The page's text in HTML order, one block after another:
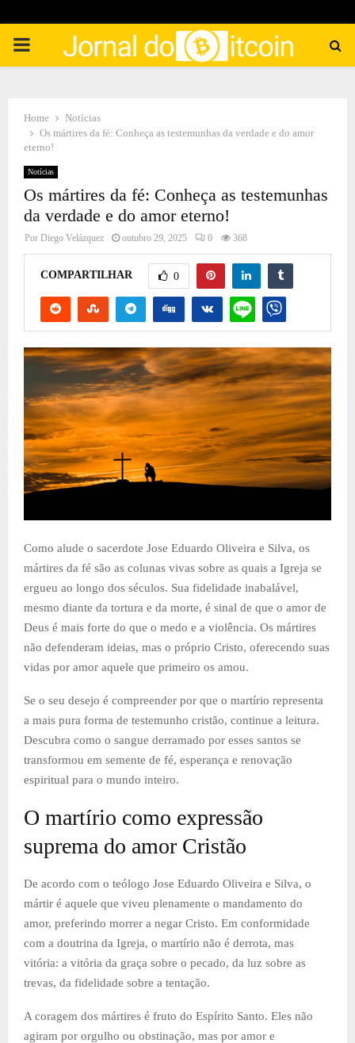
PRIMARY
Home
Notícias
Os mártires da fé: Conheça as testemunhas da verdade e do amor
eterno!
Notícias
Os mártires da fé: Conheça as testemunhas
da verdade e do amor eterno!
Por Diego Velázquez outubro 29, 2025 0 368
COMPARTILHAR 0
Como alude o sacerdote Jose Eduardo Oliveira e Silva, os
mártires da fé são as colunas vivas sobre as quais a Igreja se
ergueu ao longo dos séculos. Sua fidelidade inabalável,
mesmo diante da tortura e da morte, é sinal de que o amor de
Deus é mais forte do que o medo e a violência. Os mártires
não defenderam ideias, mas o próprio Cristo, oferecendo suas
vidas por amor aquele que primeiro os amou.
Se o seu desejo é compreender por que o martírio representa
a mais pura forma de testemunho cristão, continue a leitura.
Descubra como o sangue derramado por esses santos se
transformou em semente de fé, esperança e renovação
espiritual para o mundo inteiro.
O martírio como expressão
suprema do amor Cristão
De acordo com o teólogo Jose Eduardo Oliveira e Silva, o
mártir é aquele que viveu plenamente o mandamento do
amor, preferindo morrer a negar Cristo. Em conformidade
com a doutrina da Igreja, o martírio não é derrota, mas
vitória: a vitória da graça sobre o pecado, da luz sobre as
trevas, da fidelidade sobre a tentação.
A coragem dos mártires é fruto do Espírito Santo. Eles não
agiram por orgulho ou obstinação, mas por amor e